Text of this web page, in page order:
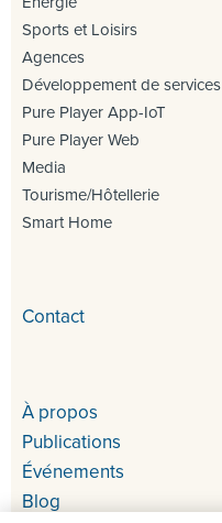
Sports et Loisirs
Agences
Développement de services
Pure Player App-IoT
Pure Player Web
Media
Tourisme/Hôtellerie
Smart Home
Contact
À propos
Publications
Événements
Blog